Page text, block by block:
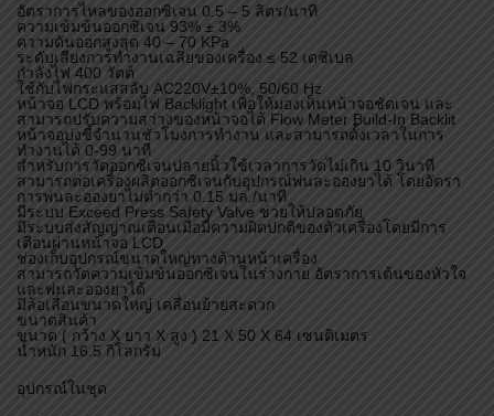
อัตราการไหลของออกซิเจน 0.5 – 5 ลิตร/นาที
ความเข้มข้นออกซิเจน 93% ± 3%
ความดันออกสูงสุด 40 – 70 KPa
ระดับเสียงการทำงานเฉลี่ยของเครื่อง ≤ 52 เดซิเบล
กำลังไฟ 400 วัตต์
ใช้กับไฟกระแสสลับ AC220V±10%, 50/60 Hz
หน้าจอ LCD พร้อมไฟ Backlight เพื่อให้มองเห็นหน้าจอชัดเจน และ
สามารถปรับความสว่างของหน้าจอได้ Flow Meter Build-In Backlit
หน้าจอบ่งชี้จำนวนชั่วโมงการทำงาน และสามารถตั้งเวลาในการ
ทำงานได้ 0-99 นาที
สำหรับการวัดออกซิเจนปลายนิ้วใช้เวลาการวัดไม่เกิน 10 วินาที
สามารถต่อเครื่องผลิตออกซิเจนกับอุปกรณ์พ่นละอองยาได้ โดยอัตรา
การพ่นละอองยาไม่ต่ำกว่า 0.15 มล./นาที
มีระบบ Exceed Press Safety Valve ช่วยให้ปลอดภัย
มีระบบส่งสัญญาณเตือนเมื่อมีความผิดปกติของตัวเครื่องโดยมีการ
เตือนผ่านหน้าจอ LCD
ช่องเก็บอุปกรณ์ขนาดใหญ่ทางด้านหน้าเครื่อง
สามารถวัดความเข้มข้นออกซิเจนในร่างกาย อัตราการเต้นของหัวใจ
และพ่นละอองยาได้
มีล้อเลื่อนขนาดใหญ่ เคลื่อนย้ายสะดวก
ขนาดสินค้า
ขนาด ( กว้าง X ยาว X สูง ) 21 X 50 X 64 เซนติเมตร
น้ำหนัก 16.5 กิโลกรัม
อุปกรณ์ในชุด